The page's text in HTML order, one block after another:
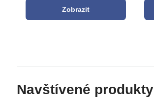
Zobrazit
Navštívené produkty